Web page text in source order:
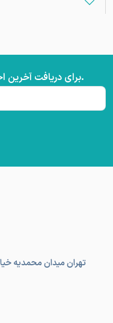
برای دریافت آخرین اخبار و بروزرسانی‌ها با ما در ارتباط باشید.